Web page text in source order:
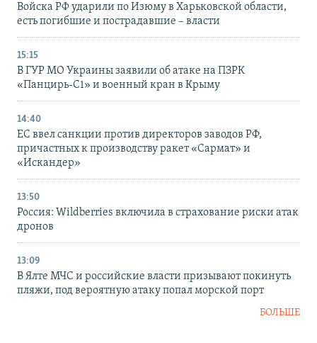
Войска РФ ударили по Изюму в Харьковской области,
есть погибшие и пострадавшие – власти
15:15
В ГУР МО Украины заявили об атаке на ПЗРК
«Панцирь-С1» и военный кран в Крыму
14:40
ЕС ввел санкции против директоров заводов РФ,
причастных к производству ракет «Сармат» и
«Искандер»
13:50
Россия: Wildberries включила в страхование риски атак
дронов
13:09
В Ялте МЧС и российские власти призывают покинуть
пляжи, под вероятную атаку попал морской порт
БОЛЬШЕ